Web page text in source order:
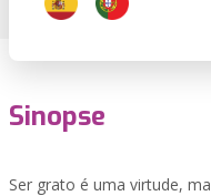
Sinopse
Ser grato é uma virtude,